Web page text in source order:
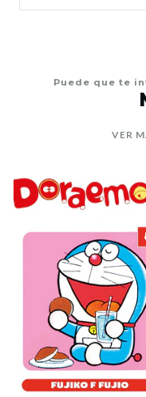
Puede que te
VER